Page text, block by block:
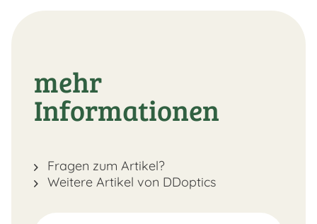
mehr
Informationen
Fragen zum Artikel?
Weitere Artikel von DDoptics